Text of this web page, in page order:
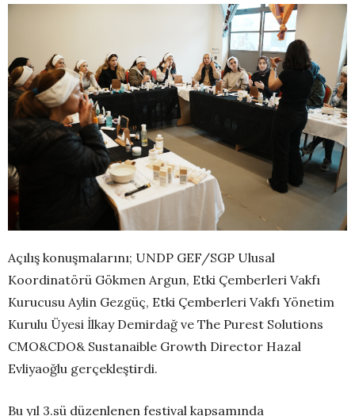
Açılış konuşmalarını; UNDP GEF/SGP Ulusal
Koordinatörü Gökmen Argun, Etki Çemberleri Vakfı
Kurucusu Aylin Gezgüç, Etki Çemberleri Vakfı Yönetim
Kurulu Üyesi İlkay Demirdağ ve The Purest Solutions
CMO&CDO& Sustanaible Growth Director Hazal
Evliyaoğlu gerçekleştirdi.
Bu yıl 3.sü düzenlenen festival kapsamında